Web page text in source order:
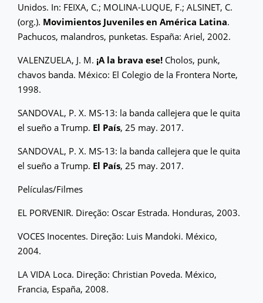
Unidos. In: FEIXA, C.; MOLINA-LUQUE, F.; ALSINET, C.
(org.). Movimientos Juveniles en América Latina.
Pachucos, malandros, punketas. España: Ariel, 2002.
VALENZUELA, J. M. ¡A la brava ese! Cholos, punk,
chavos banda. México: El Colegio de la Frontera Norte,
1998.
SANDOVAL, P. X. MS-13: la banda callejera que le quita
el sueño a Trump. El País, 25 may. 2017.
SANDOVAL, P. X. MS-13: la banda callejera que le quita
el sueño a Trump. El País, 25 may. 2017.
Películas/Filmes
EL PORVENIR. Direção: Oscar Estrada. Honduras, 2003.
VOCES Inocentes. Direção: Luis Mandoki. México,
2004.
LA VIDA Loca. Direção: Christian Poveda. México,
Francia, España, 2008.